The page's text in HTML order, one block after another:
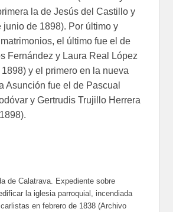
la de Jesús del Castillo y
junio de 1898). Por último y
el último fue el de
Fernández y Laura Real López
y el primero en la nueva
Asunción fue el de Pascual
y Gertrudis Trujillo Herrera
de Calatrava. Expediente sobre
la iglesia parroquial, incendiada
en febrero de 1838 (Archivo